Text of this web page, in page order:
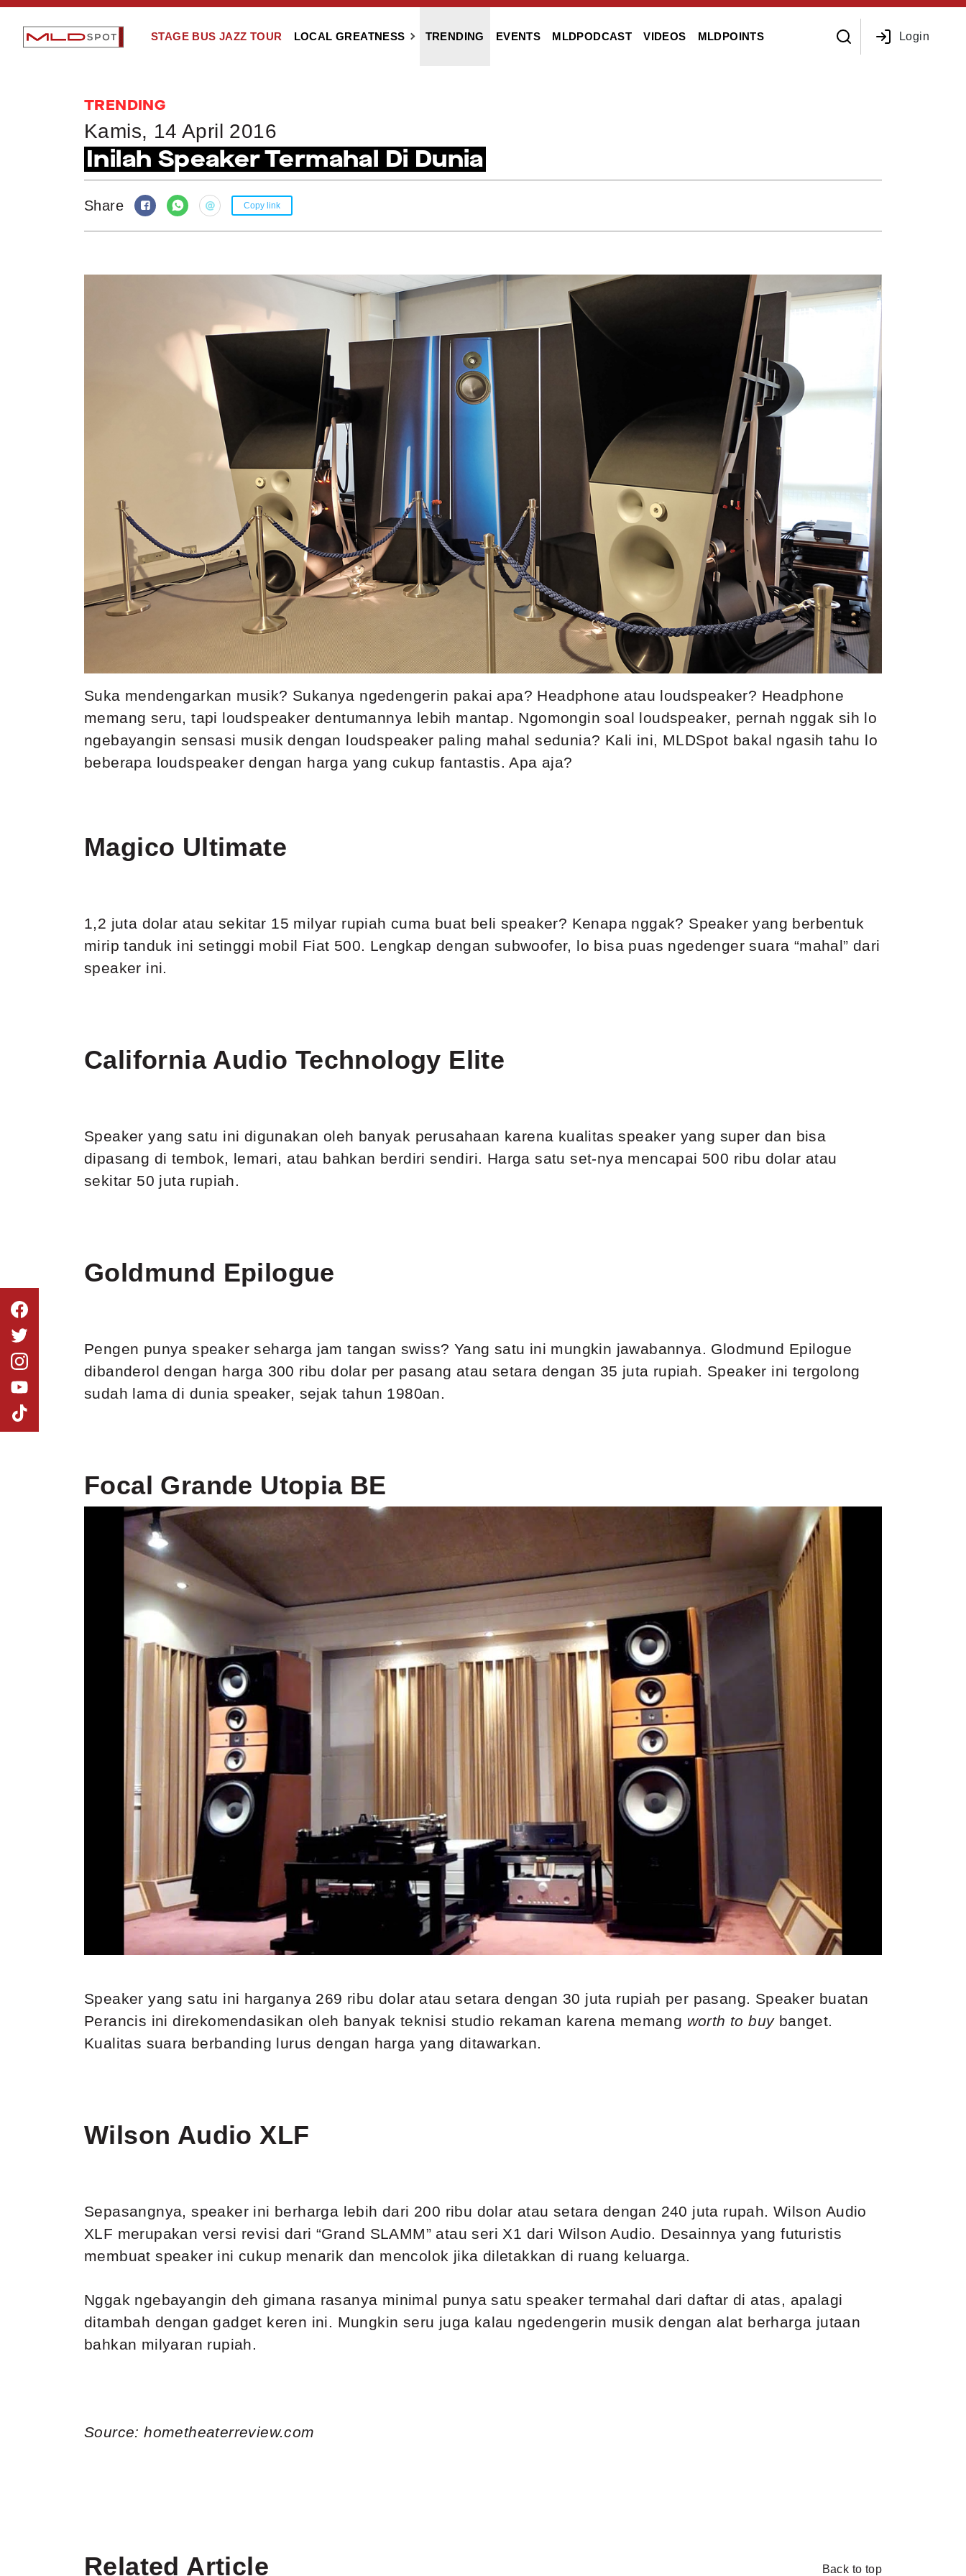
STAGE BUS JAZZ TOUR LOCAL GREATNESS TRENDING EVENTS MLDPODCAST VIDEOS MLDPOINTS Login
TRENDING
Kamis, 14 April 2016
Inilah Speaker Termahal Di Dunia
Share Copy link
Suka mendengarkan musik? Sukanya ngedengerin pakai apa? Headphone atau loudspeaker? Headphone
memang seru, tapi loudspeaker dentumannya lebih mantap. Ngomongin soal loudspeaker, pernah nggak sih lo
ngebayangin sensasi musik dengan loudspeaker paling mahal sedunia? Kali ini, MLDSpot bakal ngasih tahu lo
beberapa loudspeaker dengan harga yang cukup fantastis. Apa aja?
Magico Ultimate
1,2 juta dolar atau sekitar 15 milyar rupiah cuma buat beli speaker? Kenapa nggak? Speaker yang berbentuk
mirip tanduk ini setinggi mobil Fiat 500. Lengkap dengan subwoofer, lo bisa puas ngedenger suara “mahal” dari
speaker ini.
California Audio Technology Elite
Speaker yang satu ini digunakan oleh banyak perusahaan karena kualitas speaker yang super dan bisa
dipasang di tembok, lemari, atau bahkan berdiri sendiri. Harga satu set-nya mencapai 500 ribu dolar atau
sekitar 50 juta rupiah.
Goldmund Epilogue
Pengen punya speaker seharga jam tangan swiss? Yang satu ini mungkin jawabannya. Glodmund Epilogue
dibanderol dengan harga 300 ribu dolar per pasang atau setara dengan 35 juta rupiah. Speaker ini tergolong
sudah lama di dunia speaker, sejak tahun 1980an.
Focal Grande Utopia BE
Speaker yang satu ini harganya 269 ribu dolar atau setara dengan 30 juta rupiah per pasang. Speaker buatan
Perancis ini direkomendasikan oleh banyak teknisi studio rekaman karena memang worth to buybanget.
Kualitas suara berbanding lurus dengan harga yang ditawarkan.
Wilson Audio XLF
Sepasangnya, speaker ini berharga lebih dari 200 ribu dolar atau setara dengan 240 juta rupah. Wilson Audio
XLF merupakan versi revisi dari “Grand SLAMM” atau seri X1 dari Wilson Audio. Desainnya yang futuristis
membuat speaker ini cukup menarik dan mencolok jika diletakkan di ruang keluarga.
Nggak ngebayangin deh gimana rasanya minimal punya satu speaker termahal dari daftar di atas, apalagi
ditambah dengan gadget keren ini. Mungkin seru juga kalau ngedengerin musik dengan alat berharga jutaan
bahkan milyaran rupiah.
Source: hometheaterreview.com
Related Article Back to top